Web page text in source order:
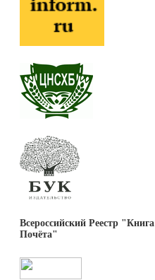
Всероссийский Реестр "Книга
Почёта"